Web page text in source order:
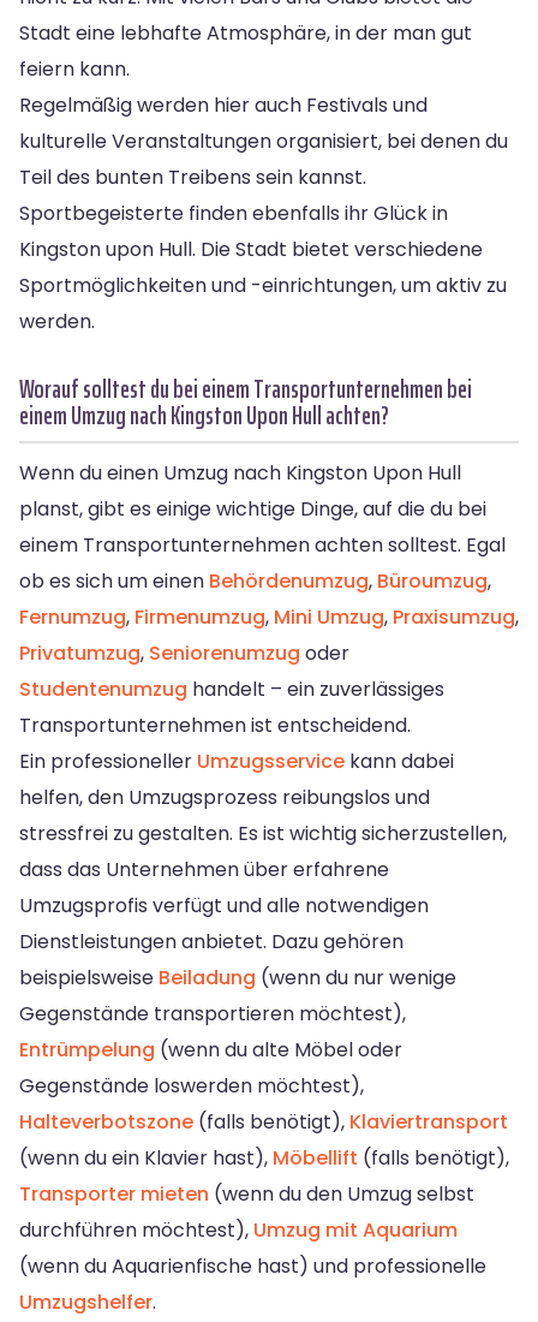
Stadt eine lebhafte Atmosphäre, in der man gut
feiern kann.
Regelmäßig werden hier auch Festivals und
kulturelle Veranstaltungen organisiert, bei denen du
Teil des bunten Treibens sein kannst.
Sportbegeisterte finden ebenfalls ihr Glück in
Kingston upon Hull. Die Stadt bietet verschiedene
Sportmöglichkeiten und -einrichtungen, um aktiv zu
werden.
Worauf solltest du bei einem Transportunternehmen bei
einem Umzug nach Kingston Upon Hull achten?
Wenn du einen Umzug nach Kingston Upon Hull
planst, gibt es einige wichtige Dinge, auf die du bei
einem Transportunternehmen achten solltest. Egal
ob es sich um einen Behördenumzug, Büroumzug,
Fernumzug, Firmenumzug, Mini Umzug, Praxisumzug,
Privatumzug, Seniorenumzug oder
Studentenumzug handelt – ein zuverlässiges
Transportunternehmen ist entscheidend.
Ein professioneller Umzugsservice kann dabei
helfen, den Umzugsprozess reibungslos und
stressfrei zu gestalten. Es ist wichtig sicherzustellen,
dass das Unternehmen über erfahrene
Umzugsprofis verfügt und alle notwendigen
Dienstleistungen anbietet. Dazu gehören
beispielsweise Beiladung (wenn du nur wenige
Gegenstände transportieren möchtest),
Entrümpelung (wenn du alte Möbel oder
Gegenstände loswerden möchtest),
Halteverbotszone (falls benötigt), Klaviertransport
(wenn du ein Klavier hast), Möbellift (falls benötigt),
Transporter mieten (wenn du den Umzug selbst
durchführen möchtest), Umzug mit Aquarium
(wenn du Aquarienfische hast) und professionelle
Umzugshelfer.